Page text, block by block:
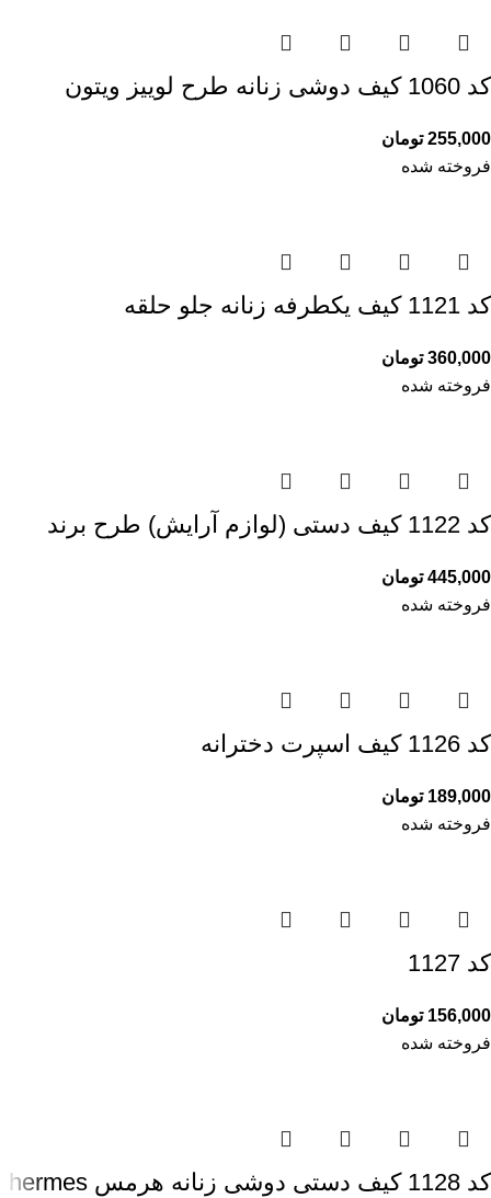
کد 1060 کیف دوشی زنانه طرح لوییز ویتون
255,000 تومان
فروخته شده
کد 1121 کیف یکطرفه زنانه جلو حلقه
360,000 تومان
فروخته شده
کد 1122 کیف دستی (لوازم آرایش) طرح برند
445,000 تومان
فروخته شده
کد 1126 کیف اسپرت دخترانه
189,000 تومان
فروخته شده
کد 1127
156,000 تومان
فروخته شده
کد 1128 کیف دستی دوشی زنانه هرمس hermes